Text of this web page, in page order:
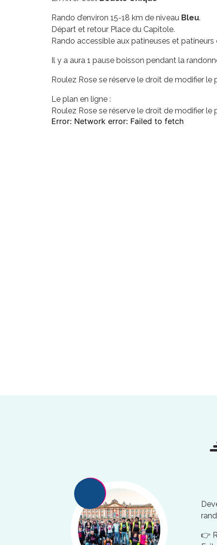
Rando d’environ 15-18 km de niveau Bleu.
Départ et retour Place du Capitole.
Rando accessible aux patineuses et patineurs
Il y a aura 1 pause boisson pendant la
Roulez Rose se réserve le droit de modifier le
Le plan en ligne :
Roulez Rose se réserve le droit de modifier le
👉